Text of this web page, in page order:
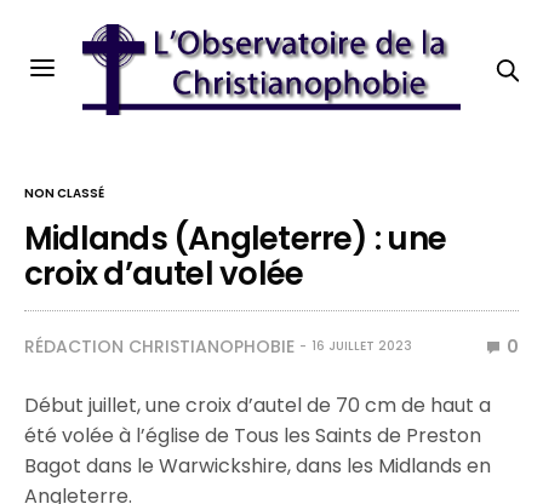
NON CLASSÉ
Midlands (Angleterre) : une
croix d’autel volée
RÉDACTION CHRISTIANOPHOBIE 16 JUILLET 2023 0
Début juillet, une croix d’autel de 70 cm de haut a
été volée à l’église de Tous les Saints de Preston
Bagot dans le Warwickshire, dans les Midlands en
Angleterre.